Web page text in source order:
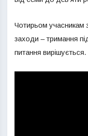
Чотирьом учасникам
заходи – тримання
питання вирішується.